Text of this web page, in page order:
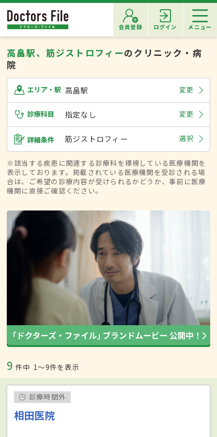
会員登録 ログイン メニュー
高畠駅、筋ジストロフィーのクリニック・病
院
エリア・駅 高畠駅 変更
診療科目 指定なし 変更
詳細条件 筋ジストロフィー 選択
※該当する疾患に関連する診療科を標榜している医療機関を
表示しております。掲載されている医療機関を受診される場
合は、ご希望の診療内容が受けられるかどうか、事前に医療
機関に直接ご確認ください。
9 件中 1〜9件を表示
診療時間外
相田医院